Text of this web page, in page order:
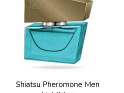
Shiatsu Pheromone Men